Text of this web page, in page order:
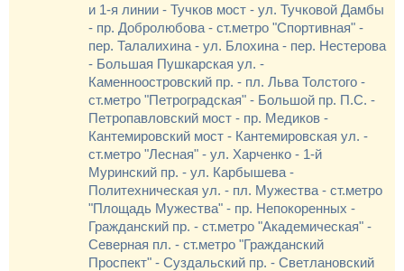
и 1-я линии - Тучков мост - ул. Тучковой Дамбы
- пр. Добролюбова - ст.метро "Спортивная" -
пер. Талалихина - ул. Блохина - пер. Нестерова
- Большая Пушкарская ул. -
Каменноостровский пр. - пл. Льва Толстого -
ст.метро "Петроградская" - Большой пр. П.С. -
Петропавловский мост - пр. Медиков -
Кантемировский мост - Кантемировская ул. -
ст.метро "Лесная" - ул. Харченко - 1-й
Муринский пр. - ул. Карбышева -
Политехническая ул. - пл. Мужества - ст.метро
"Площадь Мужества" - пр. Непокоренных -
Гражданский пр. - ст.метро "Академическая" -
Северная пл. - ст.метро "Гражданский
Проспект" - Суздальский пр. - Светлановский